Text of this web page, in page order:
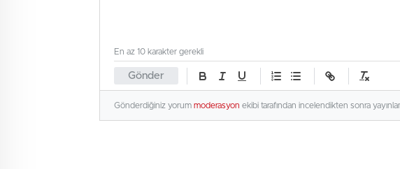
Gönder
En az 10 karakter gerekli
Gönderdiğiniz yorum moderasyon ekibi tarafından incelendikten sonra